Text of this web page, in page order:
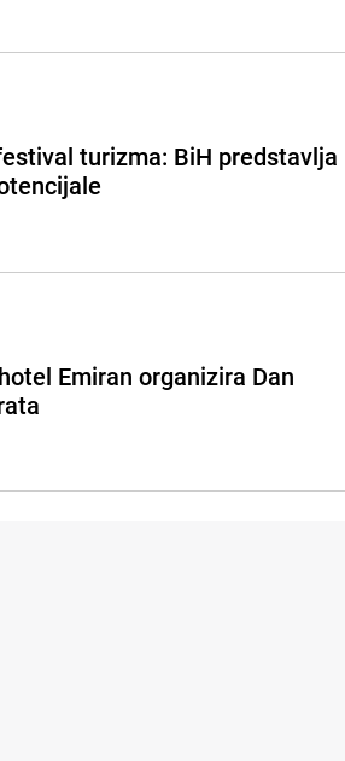
turizma: BiH predstavlja
Emiran organizira Dan